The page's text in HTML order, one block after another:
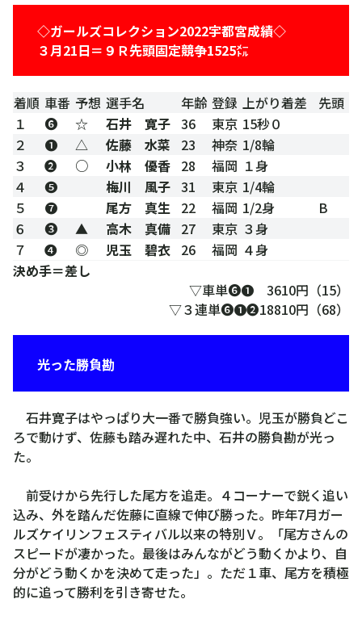
◇ガールズコレクション2022宇都宮成績◇
３月21日＝９Ｒ先頭固定競争1525㍍
着順 車番 予想 選手名 年齢 登録 上がり着差
先頭
１
❻ ☆ 石井 寛子 36 東京 15秒０
２
❶ △ 佐藤 水菜 23 神奈 1/8輪
３
❷ ○ 小林 優香 28 福岡 １身
４
❺ 梅川 風子 31 東京 1/4輪
５
❼ 尾方 真生 22 福岡 1/2身
B
６
❸ ▲ 高木 真備 27 東京 ３身
７
❹ ◎ 児玉 碧衣 26 福岡 ４身
決め手＝差し
▽車単❻❶ 3610円（15）
▽３連単❻❶❷18810円（68）
光った勝負勘
石井寛子はやっぱり大一番で勝負強い。児玉が勝負どこ
ろで動けず、佐藤も踏み遅れた中、石井の勝負勘が光っ
た。
前受けから先行した尾方を追走。４コーナーで鋭く追い
込み、外を踏んだ佐藤に直線で伸び勝った。昨年7月ガー
ルズケイリンフェスティバル以来の特別Ｖ。「尾方さんの
スピードが凄かった。最後はみんながどう動くかより、自
分がどう動くかを決めて走った」。ただ１車、尾方を積極
的に追って勝利を引き寄せた。